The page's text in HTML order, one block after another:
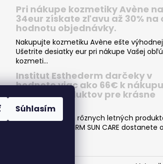
Súhlasím
Pri nákupe kozmetiky Avène
34eur získate zľavu až 30% na
hodnotu objednávky.
Nakupujte kozmetiku Avène ešte
Ušetrite desiatky eur pri nákupe Vašej
kozmeti...
Institut Esthederm darčeky v
hodnote viac ako 66€ k nákupu
letných produktov pre krásne
opálenie
Pri nákupe dvoch rôznych letných
INSTITUT ESTHEDERM SUN CARE dostanete